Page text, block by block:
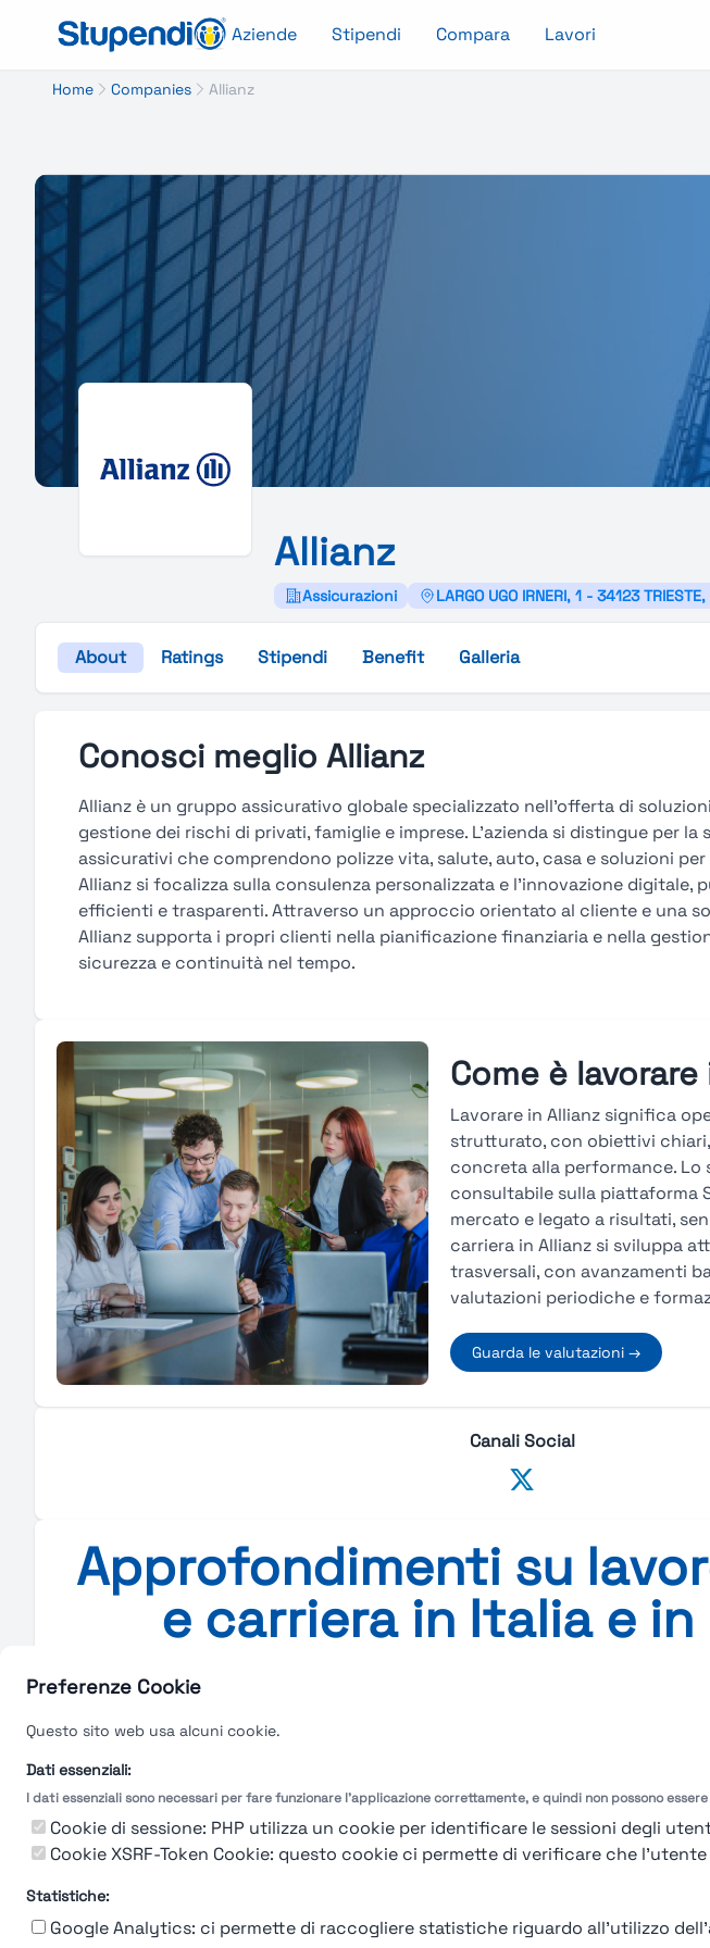
Preferenze Cookie
Questo sito web usa alcuni cookie.
Dati essenziali:
I dati essenziali sono necessari per fare funzionare l'applicazione correttamente, e quindi non possono
Cookie di sessione: PHP utilizza un cookie per identificare le sessioni degli
Cookie XSRF-Token Cookie: questo cookie ci permette di verificare che
Statistiche:
Google Analytics: ci permette di raccogliere statistiche riguardo all'utilizzo
Aziende Stipendi Compara Lavori
Home Companies Allianz
Allianz
Assicurazioni LARGO UGO IRNERI, 1 - 34123
About Ratings Stipendi Benefit Galleria
Conosci meglio Allianz
Allianz è un gruppo assicurativo globale specializzato nell’offerta di
gestione dei rischi di privati, famiglie e imprese. L’azienda si distingue per
assicurativi che comprendono polizze vita, salute, auto, casa e soluzioni
Allianz si focalizza sulla consulenza personalizzata e l’innovazione digitale,
efficienti e trasparenti. Attraverso un approccio orientato al cliente e una
Allianz supporta i propri clienti nella pianificazione finanziaria e nella
sicurezza e continuità nel tempo.
Come è lavorare
Lavorare in Allianz significa
strutturato, con obiettivi
concreta alla performance. Lo
consultabile sulla piattaforma
mercato e legato a risultati,
carriera in Allianz si sviluppa
trasversali, con avanzamenti
valutazioni periodiche e
Guarda le valutazioni →
Canali Social
Approfondimenti su
e carriera in Italia e in
Esplora di più